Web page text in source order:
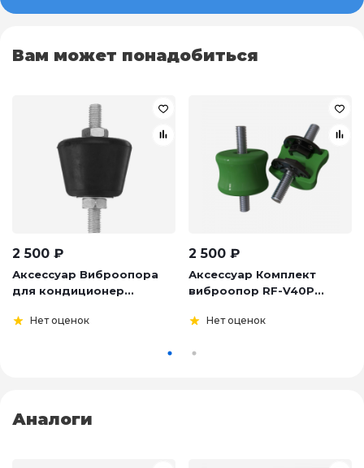
Вам может понадобиться
2 500 ₽
Аксессуар Виброопора
для кондиционер...
Нет оценок
2 500 ₽
Аксессуар Комплект
виброопор RF-V40P...
Нет оценок
Аналоги